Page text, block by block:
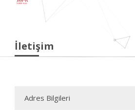
İletişim
Adres Bilgileri